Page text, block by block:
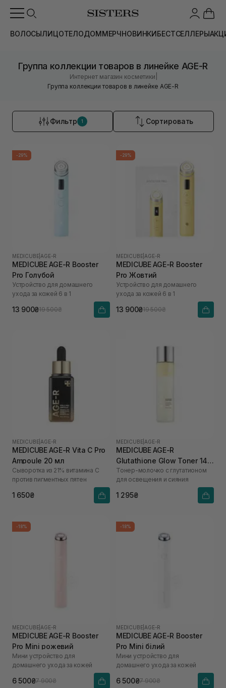
ВОЛОСЫЛИЦОТЕЛОДОММЕРЧНОВИНКИБЕСТСЕЛЛЕРЫ
Группа коллекции товаров в линейке AGE-R
Интернет магазин косметики
Группа коллекции товаров в линейке AGE-R
Фильтр 1 Сортировать
-29%
MEDICUBE AGE-R
MEDICUBE AGE-R Booster
Pro Голубой
Устройство для домашнего
ухода за кожей 6 в 1
13 900₴19 500₴
-29%
MEDICUBE AGE-R
MEDICUBE AGE-R Booster
Pro Жовтий
Устройство для домашнего
ухода за кожей 6 в 1
13 900₴19 500₴
MEDICUBE AGE-R
MEDICUBE AGE-R Vita C Pro
Ampoule 20 мл
Сыворотка из 21% витамина С
против пигментных пятен
1 650₴
MEDICUBE AGE-R
MEDICUBE AGE-R
Glutathione Glow Toner 140
мл
Тонер-молочко с глутатионом
для освещения и сияния
1 295₴
-18%
MEDICUBE AGE-R
MEDICUBE AGE-R Booster
Pro Mini рожевий
Мини устройство для
домашнего ухода за кожей
6 500₴7 900₴
-18%
MEDICUBE AGE-R
MEDICUBE AGE-R Booster
Pro Mini білий
Мини устройство для
домашнего ухода за кожей
6 500₴7 900₴